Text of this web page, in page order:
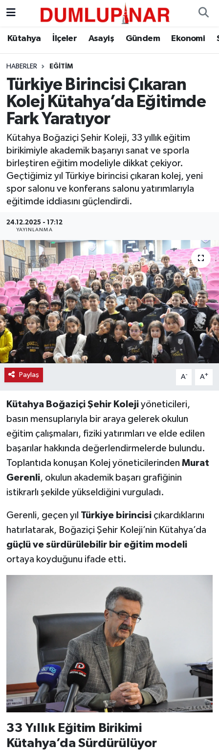
Kütahya İlçeler Asayiş Gündem Ekonomi
HABERLER EĞITIM
Türkiye Birincisi Çıkaran
Kolej Kütahya’da Eğitimde
Fark Yaratıyor
Kütahya Boğaziçi Şehir Koleji, 33 yıllık eğitim
birikimiyle akademik başarıyı sanat ve sporla
birleştiren eğitim modeliyle dikkat çekiyor.
Geçtiğimiz yıl Türkiye birincisi çıkaran kolej, yeni
spor salonu ve konferans salonu yatırımlarıyla
eğitimde iddiasını güçlendirdi.
24.12.2025 - 17:12
YAYINLANMA
Paylaş A- A+
Kütahya Boğaziçi Şehir Kolejiyöneticileri,
basın mensuplarıyla bir araya gelerek okulun
eğitim çalışmaları, fiziki yatırımları ve elde edilen
başarılar hakkında değerlendirmelerde bulundu.
Toplantıda konuşan Kolej yöneticilerinden Murat
Gerenli, okulun akademik başarı grafiğinin
istikrarlı şekilde yükseldiğini vurguladı.
Gerenli, geçen yıl Türkiye birincisiçıkardıklarını
hatırlatarak, Boğaziçi Şehir Koleji’nin Kütahya’da
güçlü ve sürdürülebilir bir eğitim modeli
ortaya koyduğunu ifade etti.
33 Yıllık Eğitim Birikimi
Kütahya’da Sürdürülüyor
Asayiş
Diğer
Dünya
Eğitim
Ekonomi
Eleman
Emlak
Haber İlanlar
Kültür-Sanat
Magazin
Resmi İlanlar
Sağlık
Siyaset
Spor
Teknoloji
Vefat Haberleri
Yaşam
Kütahya Hava Durumu
Kütahya Trafik Yoğunluk Haritası
Süper Lig Puan Durumu ve Fikstür
Tüm Manşetler
Son Dakika Haberleri
Haber Arşivi